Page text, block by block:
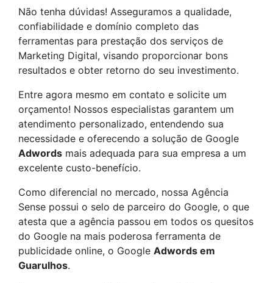
Não tenha dúvidas! Asseguramos a qualidade,
confiabilidade e domínio completo das
ferramentas para prestação dos serviços de
Marketing Digital, visando proporcionar bons
resultados e obter retorno do seu investimento.
Entre agora mesmo em contato e solicite um
orçamento! Nossos especialistas garantem um
atendimento personalizado, entendendo sua
necessidade e oferecendo a solução de Google
Adwords mais adequada para sua empresa a um
excelente custo-benefício.
Como diferencial no mercado, nossa Agência
Sense possui o selo de parceiro do Google, o que
atesta que a agência passou em todos os quesitos
do Google na mais poderosa ferramenta de
publicidade online, o Google Adwords em
Guarulhos.